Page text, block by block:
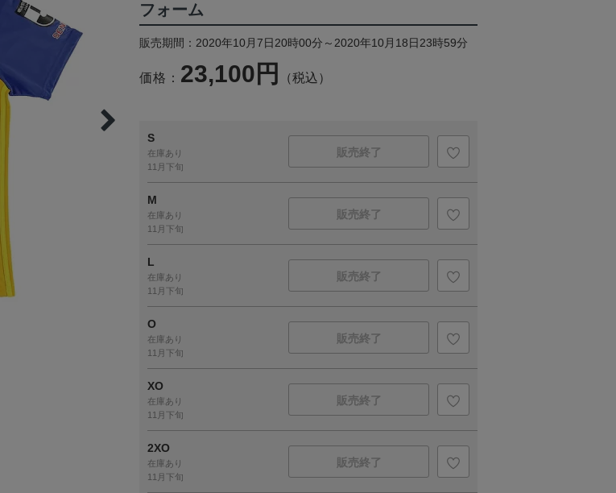
フォーム
販売期間：2020年10月7日20時00分～2020年10月18日23時59分
価格： 23,100円 （税込）
S
在庫あり
11月下旬
販売終了
M
在庫あり
11月下旬
販売終了
L
在庫あり
11月下旬
販売終了
O
在庫あり
11月下旬
販売終了
XO
在庫あり
11月下旬
販売終了
2XO
在庫あり
11月下旬
販売終了